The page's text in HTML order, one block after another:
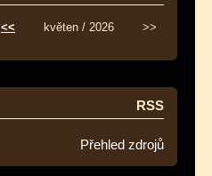
<< květen / 2026 >>
RSS
Přehled zdrojů